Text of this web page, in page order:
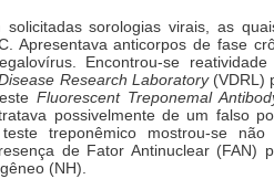
solicitadas sorologias virais, as
Apresentava anticorpos de fase
Encontrou-se
Research Laboratory(VDRL)
Fluorescent Treponemal
possivelmente de um falso
treponêmico mostrou-se não
de Fator Antinuclear (FAN)
(NH).